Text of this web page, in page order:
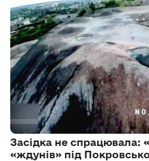
Засідка не
«ждунів» під